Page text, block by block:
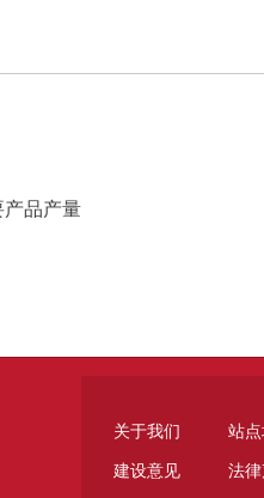
产品产量
关于我们 站
建设意见 法